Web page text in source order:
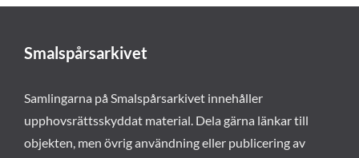
Smalspårsarkivet
Samlingarna på Smalspårsarkivet innehåller
upphovsrättsskyddat material. Dela gärna länkar till
objekten, men övrig användning eller publicering av